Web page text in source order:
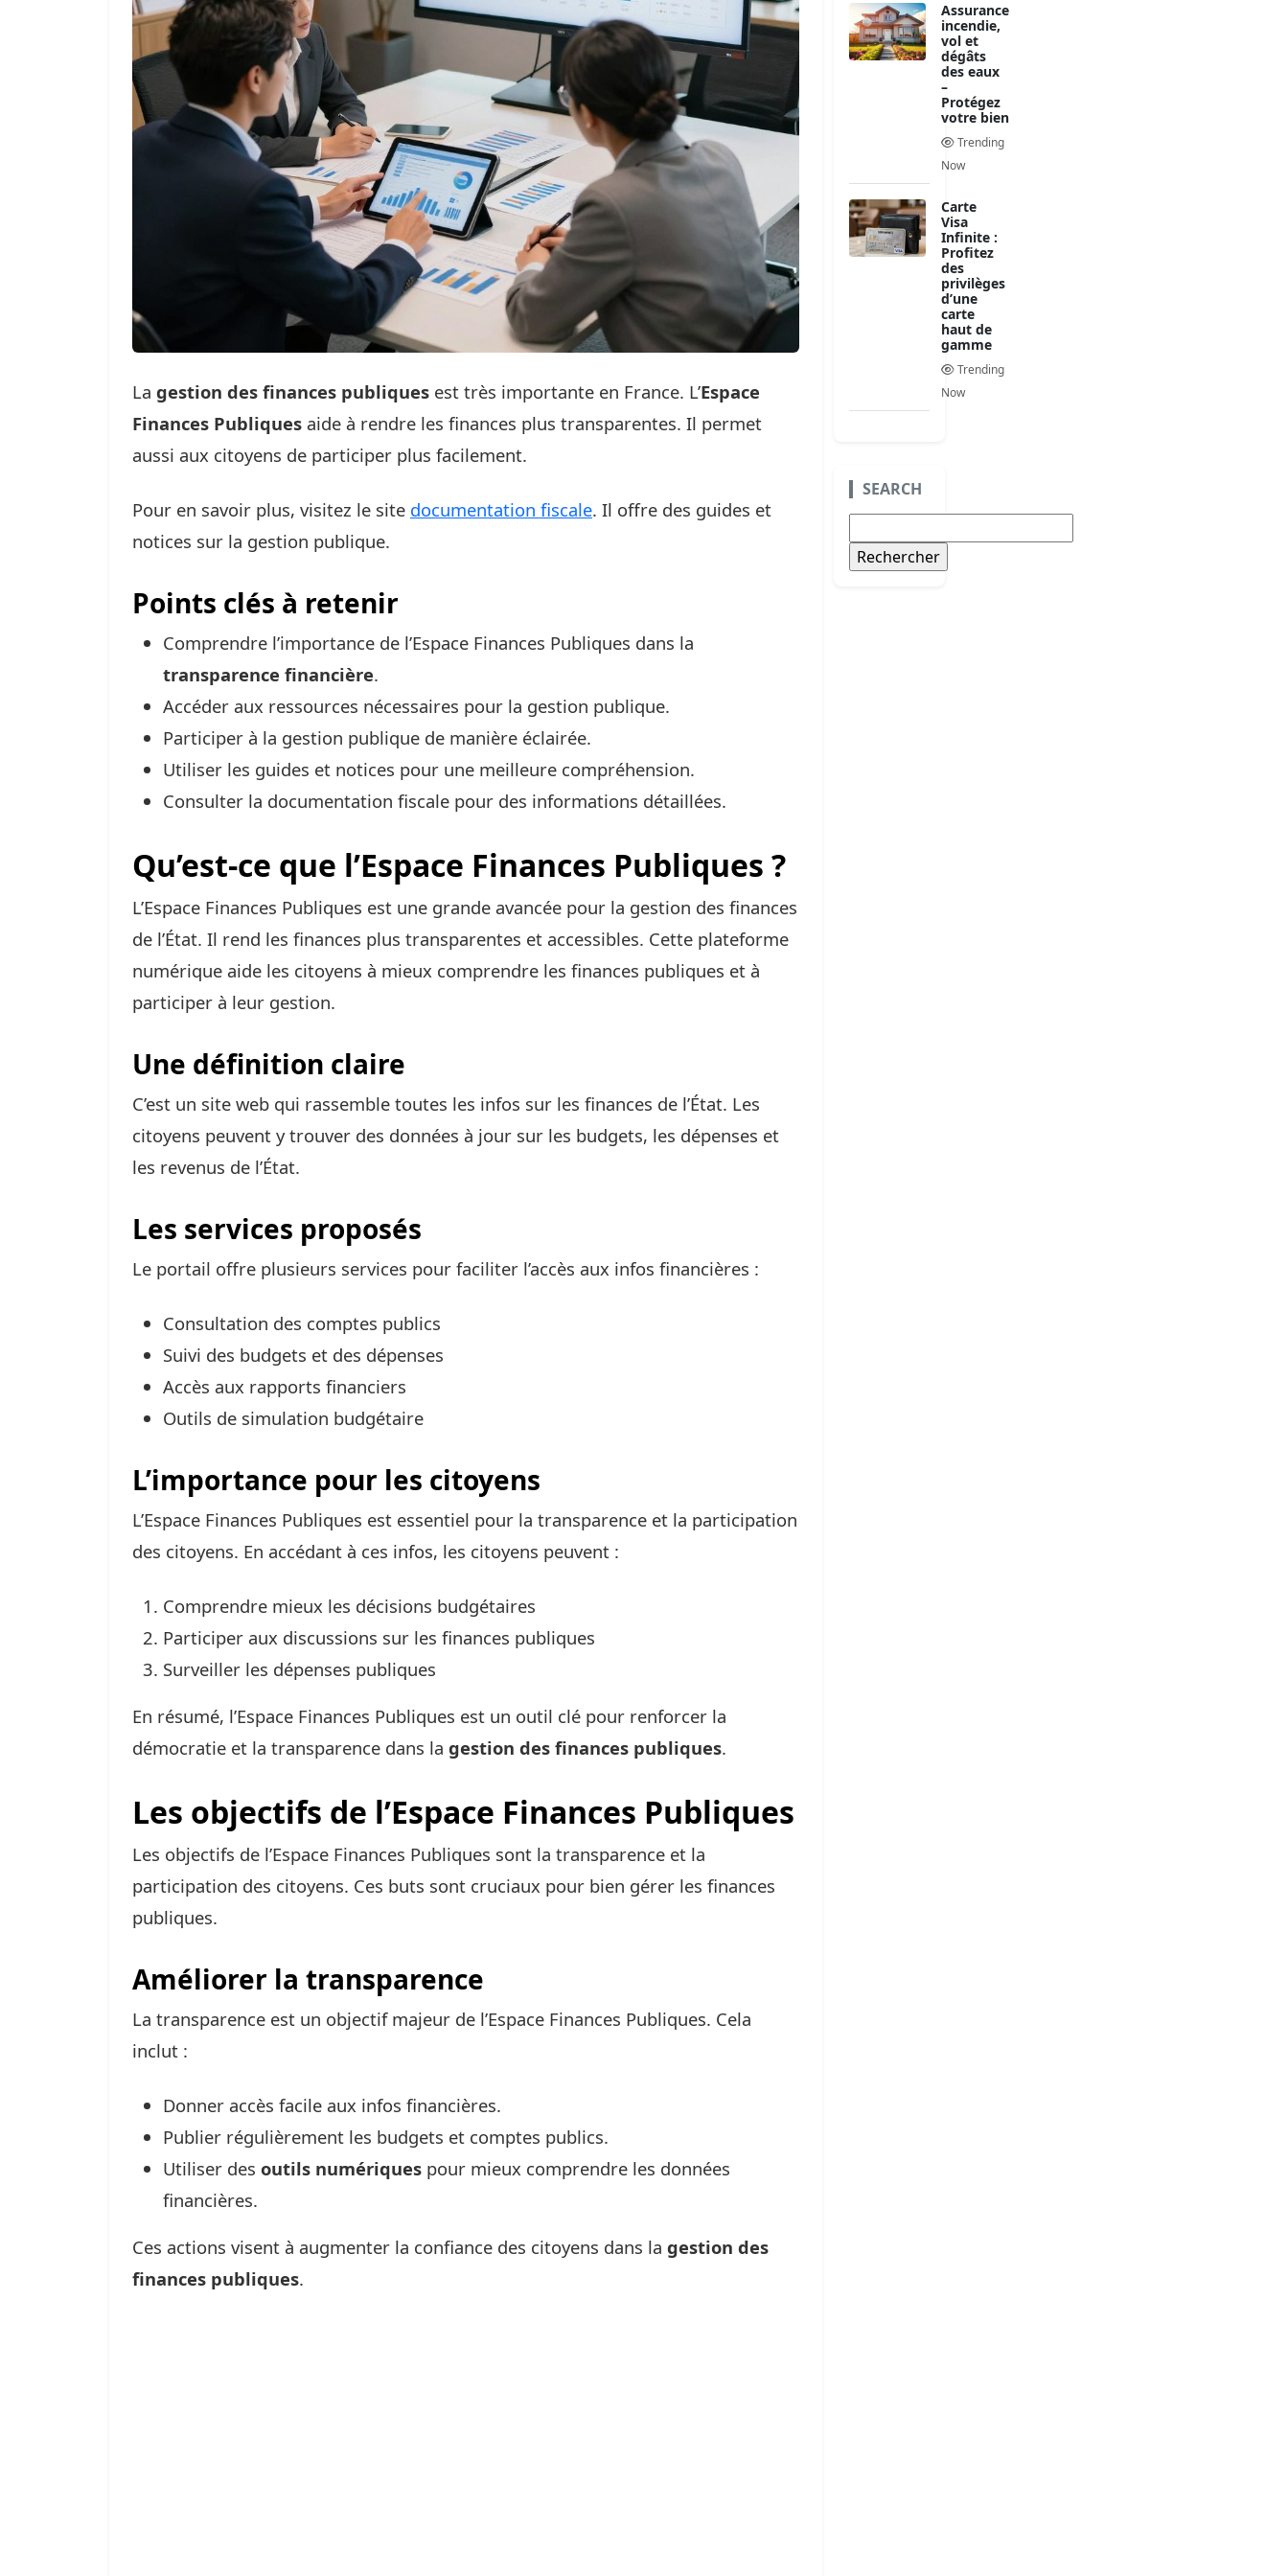
La gestion des finances publiques est très importante en France. L’Espace
Finances Publiques aide à rendre les finances plus transparentes. Il permet
aussi aux citoyens de participer plus facilement.
Pour en savoir plus, visitez le site documentation fiscale. Il offre des guides et
notices sur la gestion publique.
Points clés à retenir
Comprendre l’importance de l’Espace Finances Publiques dans la
transparence financière.
Accéder aux ressources nécessaires pour la gestion publique.
Participer à la gestion publique de manière éclairée.
Utiliser les guides et notices pour une meilleure compréhension.
Consulter la documentation fiscale pour des informations détaillées.
Qu’est-ce que l’Espace Finances Publiques ?
L’Espace Finances Publiques est une grande avancée pour la gestion des finances
de l’État. Il rend les finances plus transparentes et accessibles. Cette plateforme
numérique aide les citoyens à mieux comprendre les finances publiques et à
participer à leur gestion.
Une définition claire
C’est un site web qui rassemble toutes les infos sur les finances de l’État. Les
citoyens peuvent y trouver des données à jour sur les budgets, les dépenses et
les revenus de l’État.
Les services proposés
Le portail offre plusieurs services pour faciliter l’accès aux infos financières :
Consultation des comptes publics
Suivi des budgets et des dépenses
Accès aux rapports financiers
Outils de simulation budgétaire
L’importance pour les citoyens
L’Espace Finances Publiques est essentiel pour la transparence et la participation
des citoyens. En accédant à ces infos, les citoyens peuvent :
Comprendre mieux les décisions budgétaires
Participer aux discussions sur les finances publiques
Surveiller les dépenses publiques
En résumé, l’Espace Finances Publiques est un outil clé pour renforcer la
démocratie et la transparence dans la gestion des finances publiques.
Les objectifs de l’Espace Finances Publiques
Les objectifs de l’Espace Finances Publiques sont la transparence et la
participation des citoyens. Ces buts sont cruciaux pour bien gérer les finances
publiques.
Améliorer la transparence
La transparence est un objectif majeur de l’Espace Finances Publiques. Cela
inclut :
Donner accès facile aux infos financières.
Publier régulièrement les budgets et comptes publics.
Utiliser des outils numériques pour mieux comprendre les données
financières.
Ces actions visent à augmenter la confiance des citoyens dans la gestion des
finances publiques.
Assurance
incendie,
vol et
dégâts
des eaux
–
Protégez
votre bien
Trending
Now
Carte
Visa
Infinite :
Profitez
des
privilèges
d’une
carte
haut de
gamme
Trending
Now
SEARCH